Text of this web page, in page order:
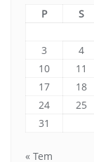
P S
3
4
10
11
17
18
24
25
31
« Tem